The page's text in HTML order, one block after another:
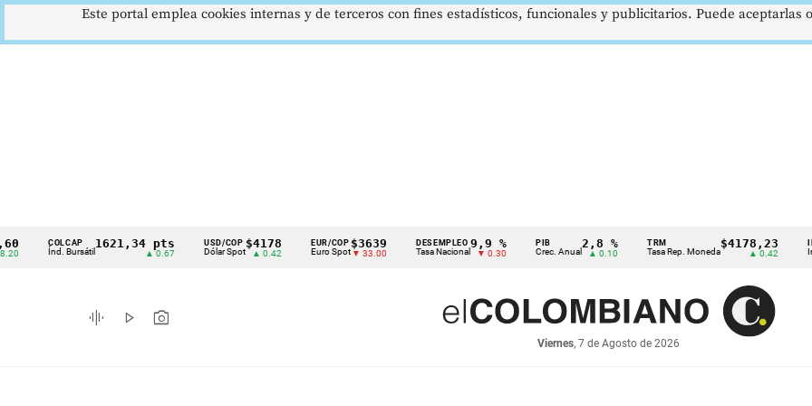
Cintillo
indicadores
económicos
COLCAP
Índ. Bursátil
1621,34 pts USD/COP
Dólar Spot
$4178
▲ 0.42
EUR/COP
Euro Spot
$3639
▼ 33.00
DESEMPLEO
Tasa Nacional
9,9 %
▼ 0.30
PIB
Crec. Anual
2,8 %
▲ 0.10
TRM
Tasa Rep. Moneda
$4178,23
▲ 0.42
IPC
Inflación
graphic_eq play_arrow photo_camera
Viernes, 7 de Agosto de 2026
Este portal emplea cookies internas y de terceros con fines estadísticos, funcionales y publicitarios. Puede aceptarlas